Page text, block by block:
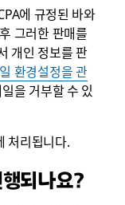
에 규정된 바와
그러한 판매를
개인 정보를 판
환경설정을 관
을 거부할 수 있
처리됩니다.
되나요?